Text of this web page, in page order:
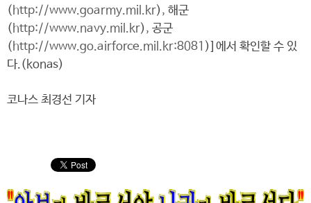
( http://www.goarmy.mil.kr), 해군
( http://www.navy.mil.kr), 공군
( http://www.go.airforce.mil.kr:8081 )]에서 확인할 수 있
다.(konas)
코나스 최경선 기자